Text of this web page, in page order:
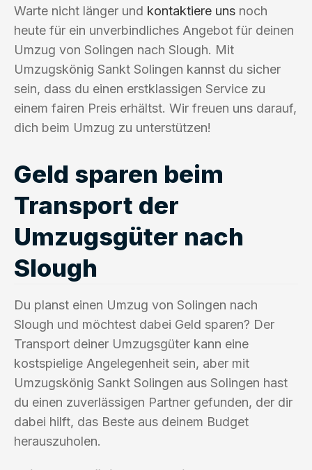
Warte nicht länger und kontaktiere uns noch
heute für ein unverbindliches Angebot für deinen
Umzug von Solingen nach Slough. Mit
Umzugskönig Sankt Solingen kannst du sicher
sein, dass du einen erstklassigen Service zu
einem fairen Preis erhältst. Wir freuen uns darauf,
dich beim Umzug zu unterstützen!
Geld sparen beim
Transport der
Umzugsgüter nach
Slough
Du planst einen Umzug von Solingen nach
Slough und möchtest dabei Geld sparen? Der
Transport deiner Umzugsgüter kann eine
kostspielige Angelegenheit sein, aber mit
Umzugskönig Sankt Solingen aus Solingen hast
du einen zuverlässigen Partner gefunden, der dir
dabei hilft, das Beste aus deinem Budget
herauszuholen.